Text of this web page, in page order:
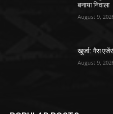
बनाया निवाला
August 9,
खुर्जा: गैस
August 9,